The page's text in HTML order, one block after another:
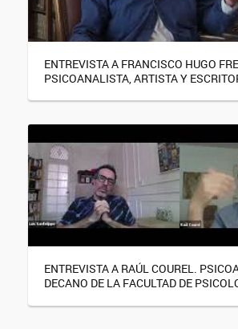
ENTREVISTA A FRANCISCO HUGO
PSICOANALISTA, ARTISTA Y
ENTREVISTA A RAÚL COUREL.
DECANO DE LA FACULTAD DE